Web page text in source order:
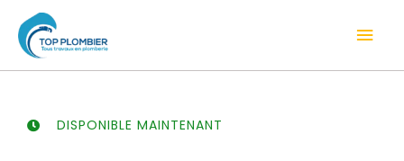
contenu
DISPONIBLE MAINTENANT